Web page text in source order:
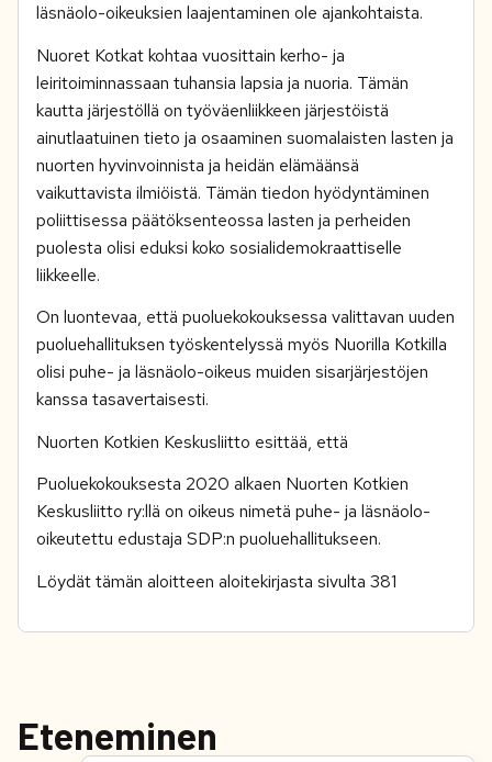
läsnäolo-oikeuksien laajentaminen ole ajankohtaista.
Nuoret Kotkat kohtaa vuosittain kerho- ja
leiritoiminnassaan tuhansia lapsia ja nuoria. Tämän
kautta järjestöllä on työväenliikkeen järjestöistä
ainutlaatuinen tieto ja osaaminen suomalaisten lasten ja
nuorten hyvinvoinnista ja heidän elämäänsä
vaikuttavista ilmiöistä. Tämän tiedon hyödyntäminen
poliittisessa päätöksenteossa lasten ja perheiden
puolesta olisi eduksi koko sosialidemokraattiselle
liikkeelle.
On luontevaa, että puoluekokouksessa valittavan uuden
puoluehallituksen työskentelyssä myös Nuorilla Kotkilla
olisi puhe- ja läsnäolo-oikeus muiden sisarjärjestöjen
kanssa tasavertaisesti.
Nuorten Kotkien Keskusliitto esittää, että
Puoluekokouksesta 2020 alkaen Nuorten Kotkien
Keskusliitto ry:llä on oikeus nimetä puhe- ja läsnäolo-
oikeutettu edustaja SDP:n puoluehallitukseen.
Löydät tämän aloitteen aloitekirjasta sivulta 381
Eteneminen